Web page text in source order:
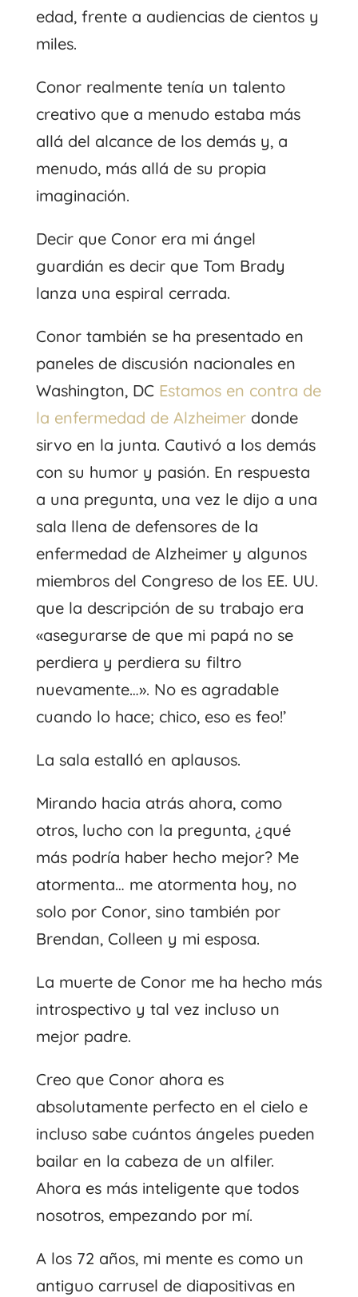
edad, frente a audiencias de cientos y
miles.
Conor realmente tenía un talento
creativo que a menudo estaba más
allá del alcance de los demás y, a
menudo, más allá de su propia
imaginación.
Decir que Conor era mi ángel
guardián es decir que Tom Brady
lanza una espiral cerrada.
Conor también se ha presentado en
paneles de discusión nacionales en
Washington, DC Estamos en contra de
la enfermedad de Alzheimerdonde
sirvo en la junta. Cautivó a los demás
con su humor y pasión. En respuesta
a una pregunta, una vez le dijo a una
sala llena de defensores de la
enfermedad de Alzheimer y algunos
miembros del Congreso de los EE. UU.
que la descripción de su trabajo era
«asegurarse de que mi papá no se
perdiera y perdiera su filtro
nuevamente…». No es agradable
cuando lo hace; chico, eso es feo!’
La sala estalló en aplausos.
Mirando hacia atrás ahora, como
otros, lucho con la pregunta, ¿qué
más podría haber hecho mejor? Me
atormenta… me atormenta hoy, no
solo por Conor, sino también por
Brendan, Colleen y mi esposa.
La muerte de Conor me ha hecho más
introspectivo y tal vez incluso un
mejor padre.
Creo que Conor ahora es
absolutamente perfecto en el cielo e
incluso sabe cuántos ángeles pueden
bailar en la cabeza de un alfiler.
Ahora es más inteligente que todos
nosotros, empezando por mí.
A los 72 años, mi mente es como un
antiguo carrusel de diapositivas en